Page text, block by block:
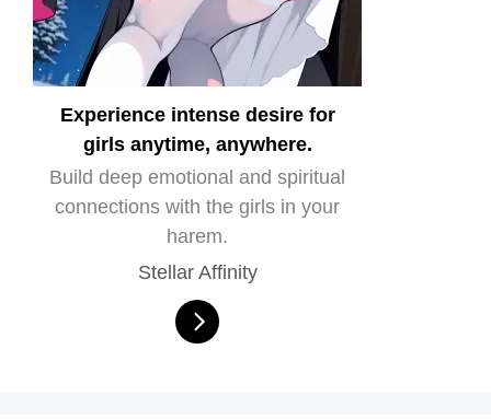
Experience intense desire for
girls anytime, anywhere.
Build deep emotional and spiritual
connections with the girls in your
harem.
Stellar Affinity